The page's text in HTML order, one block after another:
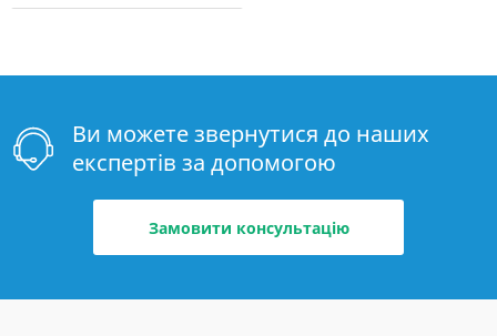
Ви можете звернутися до наших
експертів за допомогою
Замовити консультацію